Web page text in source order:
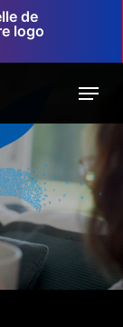
de
logo
Menu